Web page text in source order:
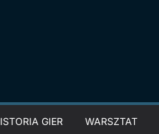
GIER WARSZTAT